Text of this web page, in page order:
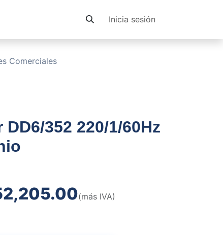
Inicia sesión
Comerciales
352 220/1/60Hz
(más IVA)